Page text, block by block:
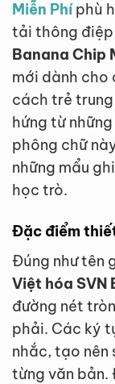
Miễn Phíphù
tải thông điệp
Banana Chip
mới dành cho
cách trẻ
hứng từ
phông chữ
những mẩu
học trò.
Đặc điểm
Đúng như tên
Việt hóa SVN
đường nét
phải. Các ký
nhắc, tạo nên
từng văn bản.